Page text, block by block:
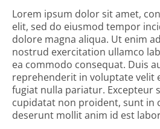
Lorem ipsum dolor sit amet,
elit, sed do eiusmod tempor
dolore magna aliqua. Ut enim
nostrud exercitation ullamco
ea commodo consequat. Duis
reprehenderit in voluptate velit
fugiat nulla pariatur. Excepteur
cupidatat non proident, sunt in
deserunt mollit anim id est